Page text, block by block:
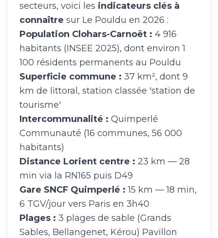
secteurs, voici les indicateurs clés à
connaître sur Le Pouldu en 2026 :
Population Clohars-Carnoët : 4 916
habitants (INSEE 2025), dont environ 1
100 résidents permanents au Pouldu
Superficie commune : 37 km², dont 9
km de littoral, station classée 'station de
tourisme'
Intercommunalité : Quimperlé
Communauté (16 communes, 56 000
habitants)
Distance Lorient centre : 23 km — 28
min via la RN165 puis D49
Gare SNCF Quimperlé :15 km — 18 min,
6 TGV/jour vers Paris en 3h40
Plages : 3 plages de sable (Grands
Sables, Bellangenet, Kérou) Pavillon